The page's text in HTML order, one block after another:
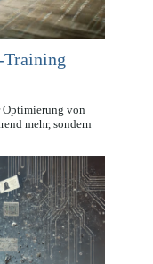
von
mehr, sondern